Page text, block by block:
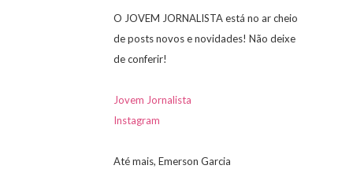
O JOVEM JORNALISTA está no ar cheio
de posts novos e novidades! Não deixe
de conferir!
Jovem Jornalista
Instagram
Até mais, Emerson Garcia